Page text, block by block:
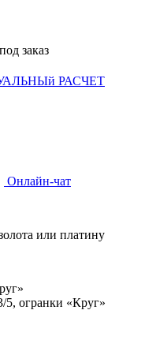
РАСЧЕТ
Онлайн-чат
или платину
5, огранки «Круг»